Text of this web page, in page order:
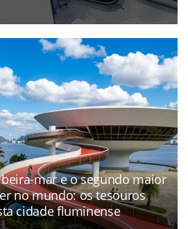
mar e o segundo maior
no mundo: os tesouros
cidade fluminense